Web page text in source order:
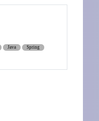
Java
Spring